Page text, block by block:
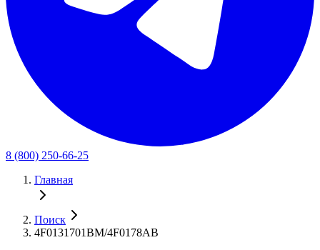
8 (800) 250-66-25
Главная
Поиск
4F0131701BM/4F0178AB